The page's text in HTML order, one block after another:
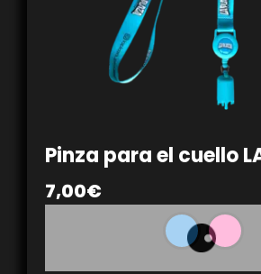
Pinza para el cuello
7,00€